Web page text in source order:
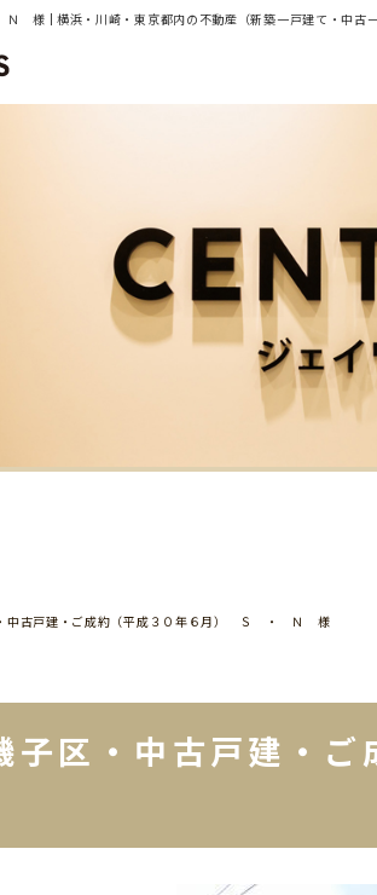
中古戸建・ご成約（平成３０年６月） Ｓ ・ Ｎ 様
子区・中古戸建